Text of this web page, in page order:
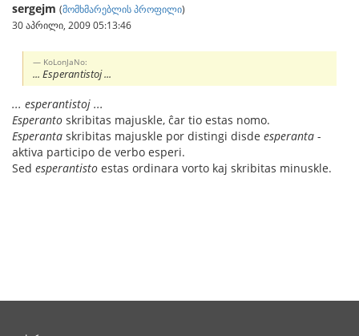
sergejm (მომხმარებლის პროფილი)
30 აპრილი, 2009 05:13:46
KoLonJaNo:
... Esperantistoj ...
... esperantistoj ...
Esperanto skribitas majuskle, ĉar tio estas nomo.
Esperanta skribitas majuskle por distingi disde esperanta -
aktiva participo de verbo esperi.
Sed esperantisto estas ordinara vorto kaj skribitas minuskle.